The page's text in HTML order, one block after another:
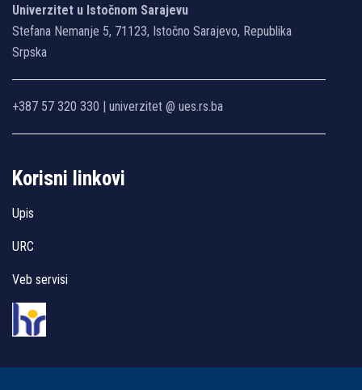
Univerzitet u Istočnom Sarajevu
Stefana Nemanje 5, 71123, Istočno Sarajevo, Republika
Srpska
+387 57 320 330 | univerzitet @ ues.rs.ba
Korisni linkovi
Upis
URC
Veb servisi